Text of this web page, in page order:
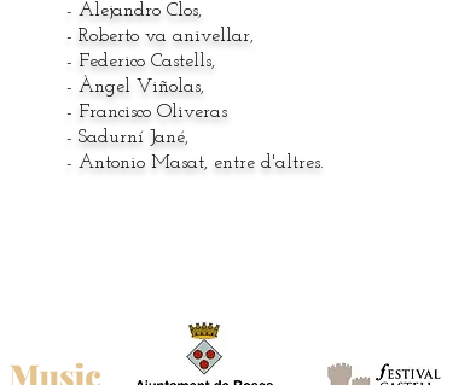
- Alejandro Clos,
- Roberto va anivellar,
- Federico Castells,
- Àngel Viñolas,
- Francisco Oliveras
- Sadurní Jané,
- Antonio Masat, entre d'altres.